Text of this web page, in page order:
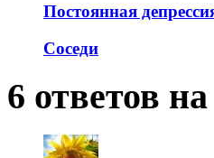
Постоянная
Соседи
6 ответов